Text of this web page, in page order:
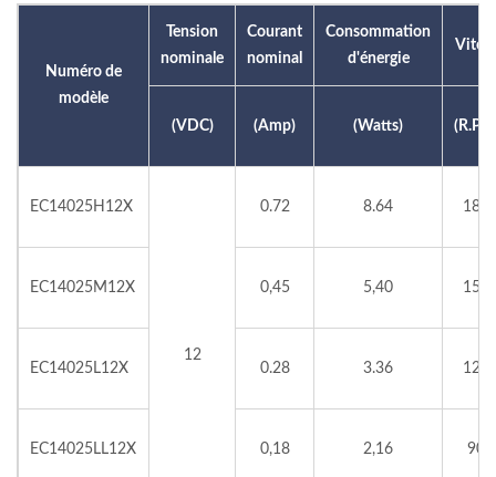
Numéro de
modèle
Tension
nominale
Courant
nominal
Consommation
d'énergie
(VDC) (Amp) (Watts)
EC14025H12X
12
0.72 8.64
EC14025M12X 0,45 5,40
EC14025L12X 0.28 3.36
EC14025LL12X 0,18 2,16 900